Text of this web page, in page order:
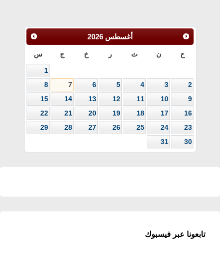
أغسطس 2026
ح ن ث ر خ ج س
1
2
3
4
5
6
7
8
9
10
11
12
13
14
15
16
17
18
19
20
21
22
23
24
25
26
27
28
29
30
31
تابعونا عبر فيسبوك